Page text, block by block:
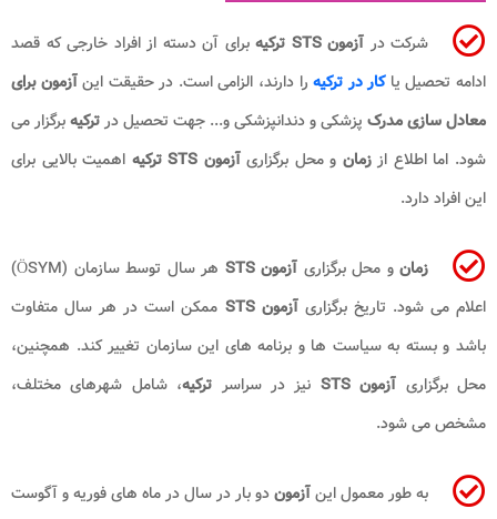
شرکت در آزمون STS ترکیه
برای آن دسته از افراد خارجی که قصد
ادامه تحصیل یاکار در ترکیه را دارند، الزامی است. در حقیقت اینآزمون برای
معادل سازی مدرک پزشکی و دندانپزشکی و... جهت تحصیل درترکیهبرگزار می
شود. اما اطلاع اززمان و محل برگزاریآزمون STS ترکیه
اهمیت بالایی برای
این افراد دارد.
زمان و محل برگزاری آزمون STS
هر سال توسط سازمان (ÖSYM)
اعلام می شود. تاریخ برگزاریآزمون STS
ممکن است در هر سال متفاوت
باشد و بسته به سیاست ها و برنامه های این سازمان تغییر کند. همچنین،
محل برگزاری آزمون STS نیز در سراسر ترکیه، شامل شهرهای مختلف،
مشخص می شود.
به طور معمول اینآزموندو بار در سال در ماه های فوریه و آگوست